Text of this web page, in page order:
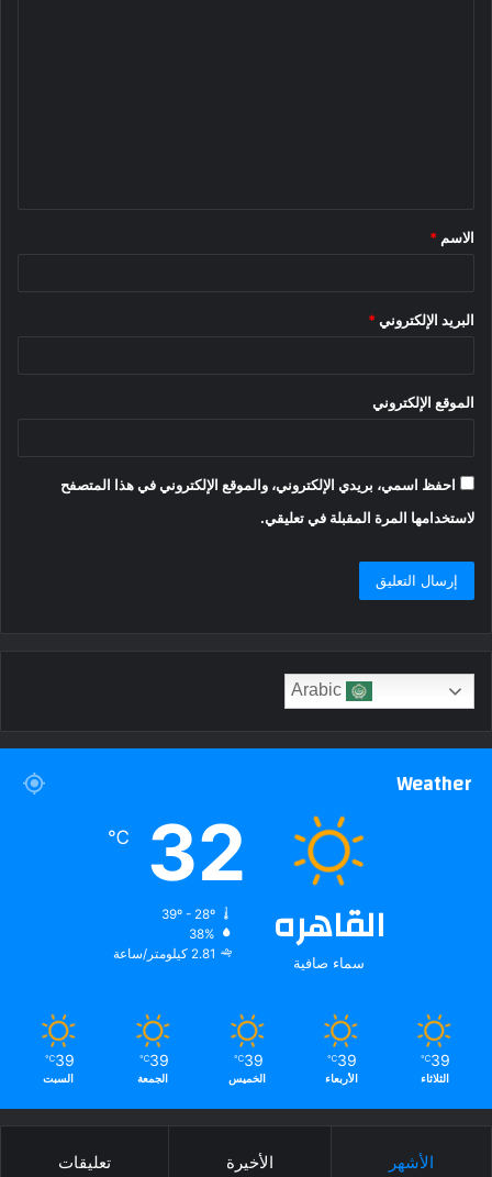
*
الاسم *
البريد الإلكتروني *
الموقع الإلكتروني
احفظ اسمي، بريدي الإلكتروني، والموقع الإلكتروني في هذا المتصفح
لاستخدامها المرة المقبلة في تعليقي.
Weather
القاهره
سماء صافية
32
℃
39º - 28º
38%
2.81 كيلومتر/ساعة
39
℃
الثلاثاء
39
℃
الأربعاء
39
℃
الخميس
39
℃
الجمعة
39
℃
السبت
الأشهر الأخيرة تعليقات